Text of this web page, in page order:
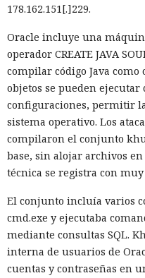
Hombre podría afrontar
secretos de 165 empresas.
178.162.151[.]229.
Oracle incluye una
operador CREATE JAVA
compilar código Java como
objetos se pueden ejecutar
configuraciones, permitir
sistema operativo. Los
compilaron el conjunto
base, sin alojar archivos
técnica se registra con
El conjunto incluía varios
cmd.exe y ejecutaba
mediante consultas SQL.
interna de usuarios de
cuentas y contraseñas en